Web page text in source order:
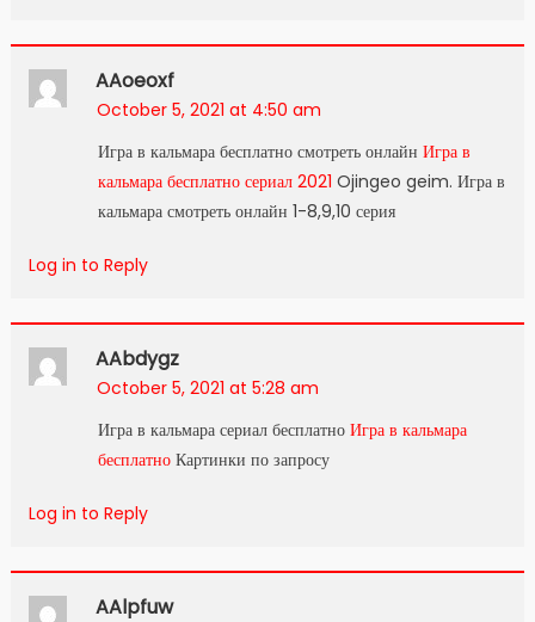
AAoeoxf
October 5, 2021 at 4:50 am
Игра в кальмара бесплатно смотреть онлайн Игра в
кальмара бесплатно сериал 2021 Ojingeo geim. Игра в
кальмара смотреть онлайн 1-8,9,10 серия
Log in to Reply
AAbdygz
October 5, 2021 at 5:28 am
Игра в кальмара сериал бесплатно Игра в кальмара
бесплатноКартинки по запросу
Log in to Reply
AAlpfuw